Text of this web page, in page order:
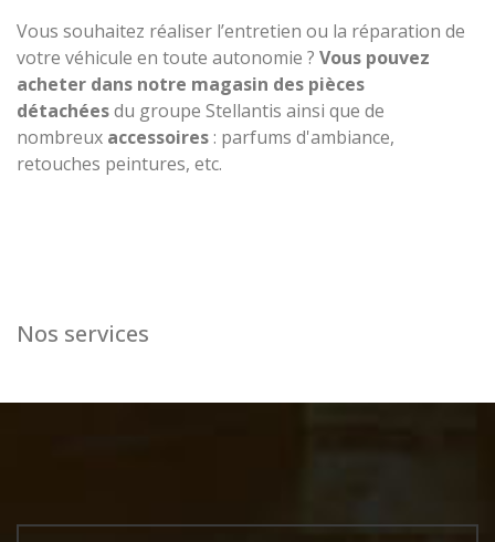
Vous souhaitez réaliser l’entretien ou la réparation de
votre véhicule en toute autonomie ? Vous pouvez
acheter dans notre magasin des pièces
détachéesdu groupe Stellantis ainsi que de
nombreux accessoires: parfums d'ambiance,
retouches peintures, etc.
Nos services